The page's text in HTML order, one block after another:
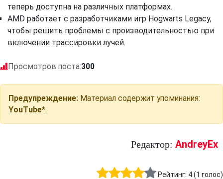
теперь доступна на различных платформах.
AMD работает с разработчиками игр Hogwarts Legacy,
чтобы решить проблемы с производительностью при
включении трассировки лучей.
Просмотров поста:300
Предупреждение: Материал содержит упоминания:
YouTube*.
Редактор: AndreyEx
Рейтинг: 4(1 голос)